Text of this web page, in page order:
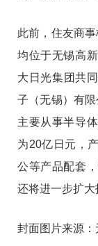
此前，住友商
均位于无锡高
大日光集团共
子（无锡）有
主要从事半导
为20亿日元，
公等产品配套
还将进一步扩大
封面图片来源